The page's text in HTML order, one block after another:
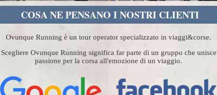
COSA NE PENSANO I NOSTRI CLIENTI
Ovunque Running è un tour operator specializzato in viaggi&corse.
Scegliere Ovunque Running significa far parte di un gruppo che unisce
passione per la corsa all'emozione di un viaggio.